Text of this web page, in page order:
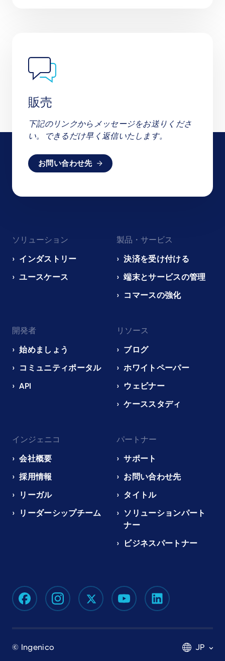
販売
下記のリンクからメッセージをお送りくださ
い。できるだけ早く返信いたします。
お問い合わせ先
navigation
EN
ソリューション
インダストリー
ユースケース
製品・サービス
決済を受け付ける
端末とサービスの管理
コマースの強化
開発者
始めましょう
コミュニティポータル
API
リソース
ブログ
ホワイトペーパー
ウェビナー
ケーススタディ
インジェニコ
会社概要
採用情報
リーガル
リーダーシップチーム
パートナー
サポート
お問い合わせ先
タイトル
ソリューションパート
ナー
ビジネスパートナー
© Ingenico JP